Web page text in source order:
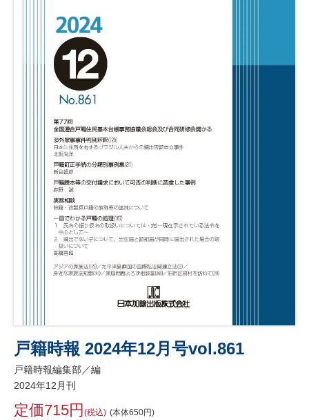
戸籍時報 2024年12月号vol.861
戸籍時報編集部／編
2024年12月刊
定価715円 (税込) (本体650円)